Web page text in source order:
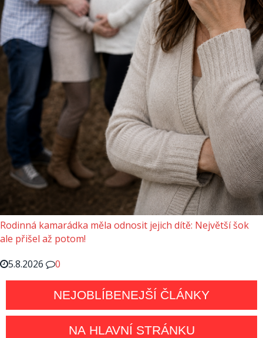
Rodinná kamarádka měla odnosit jejich dítě: Největší šok
ale přišel až potom!
5.8.2026
0
NEJOBLÍBENEJŠÍ ČLÁNKY
NA HLAVNÍ STRÁNKU